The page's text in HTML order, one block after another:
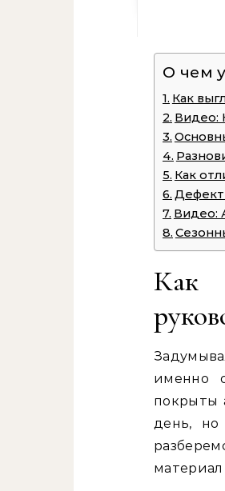
О чем
Как
Видео:
Как
Видео:
Как
именно
покрыты
день, но